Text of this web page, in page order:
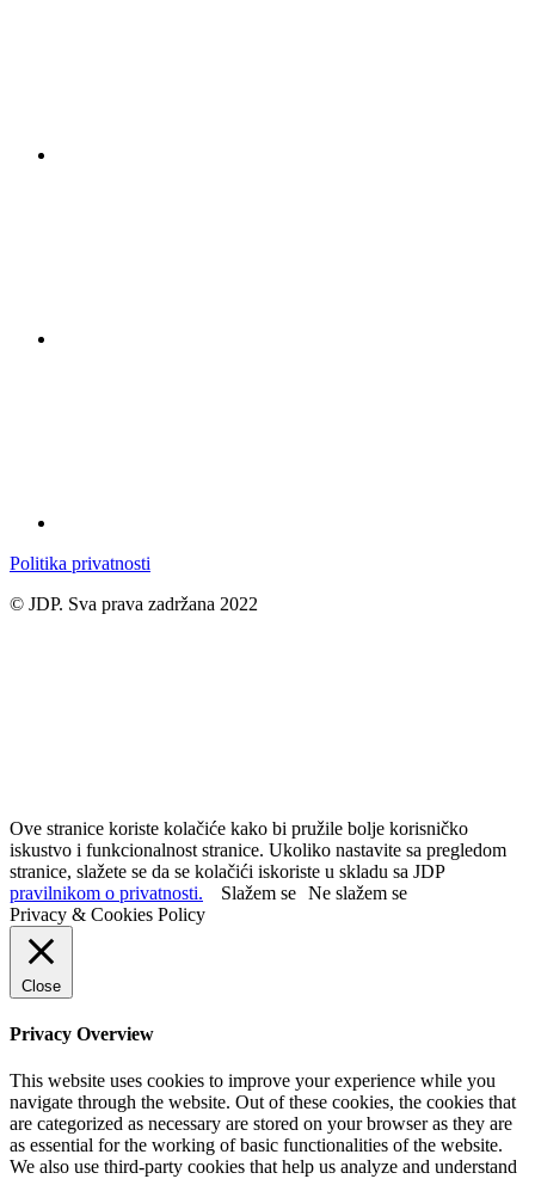
Politika privatnosti
© JDP. Sva prava zadržana 2022
Ove stranice koriste kolačiće kako bi pružile bolje korisničko
iskustvo i funkcionalnost stranice. Ukoliko nastavite sa pregledom
stranice, slažete se da se kolačići iskoriste u skladu sa JDP
pravilnikom o privatnosti.
Slažem se Ne slažem se
Privacy & Cookies Policy
Close
Privacy Overview
This website uses cookies to improve your experience while you
navigate through the website. Out of these cookies, the cookies that
are categorized as necessary are stored on your browser as they are
as essential for the working of basic functionalities of the website.
We also use third-party cookies that help us analyze and understand